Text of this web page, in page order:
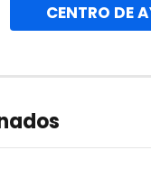
CENTRO DE